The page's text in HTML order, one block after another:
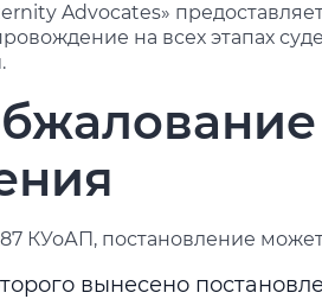
Advocates»
на всех этапах
КУоАП, постановление
вынесено